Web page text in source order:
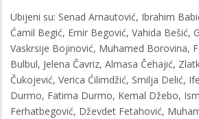
Ubijeni su: Senad Arnautović, Ibrahim
Ćamil Begić, Emir Begović, Vahida Bešić,
Vaskrsije Bojinović, Muhamed Borovina,
Bulbul, Jelena Čavriz, Almasa Čehajić,
Čukojević, Verica Ćilimdžić, Smilja Delić,
Durmo, Fatima Durmo, Kemal Džebo,
Ferhatbegović, Dževdet Fetahović,